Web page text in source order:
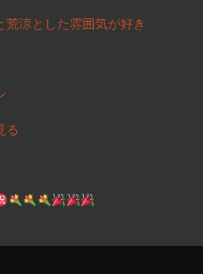
荒涼とした雰囲気が好き
る